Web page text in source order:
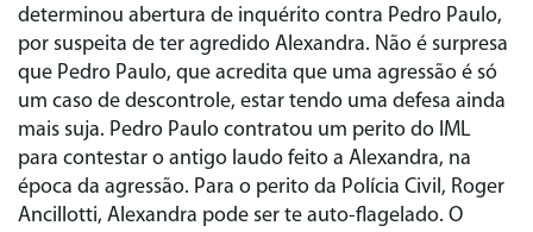
determinou abertura de inquérito contra Pedro Paulo,
por suspeita de ter agredido Alexandra. Não é surpresa
que Pedro Paulo, que acredita que uma agressão é só
um caso de descontrole, estar tendo uma defesa ainda
mais suja. Pedro Paulo contratou um perito do IML
para contestar o antigo laudo feito a Alexandra, na
época da agressão. Para o perito da Polícia Civil, Roger
Ancillotti, Alexandra pode ser te auto-flagelado. O